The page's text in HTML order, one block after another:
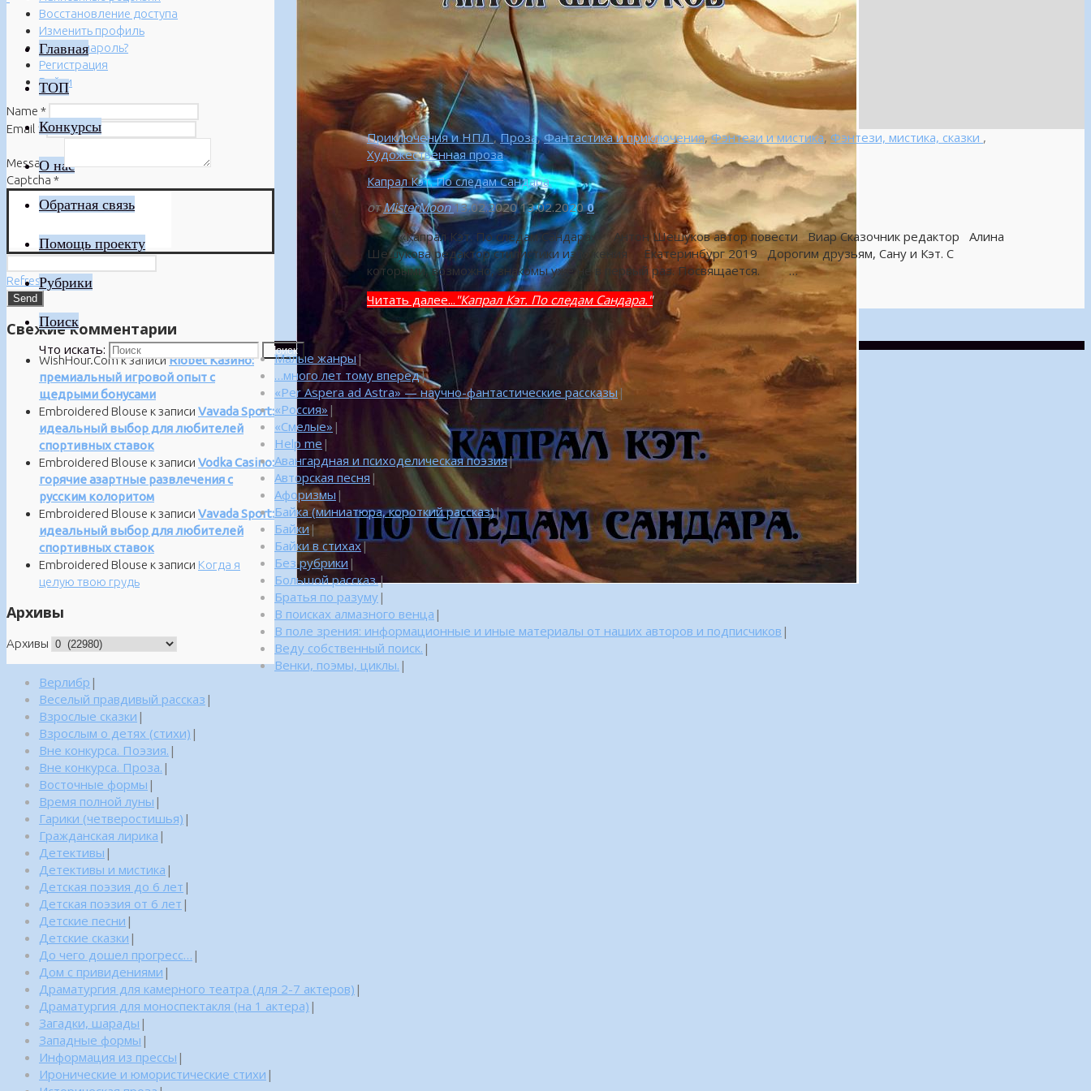
Главная
ТОП
Конкурсы
О нас
Обратная связь
Помощь проекту
Рубрики
Поиск
Что искать: Поиск
Приключения и НПЛ,Проза,Фантастика и приключения,Фэнтези и мистика,Фэнтези, мистика, сказки ,
Художественная проза
Капрал Кэт. По следам Сандара.
от MisterMoon 13.02.2020 13.02.2020 0
«Капрал Кэт. По следам Сандара» Антон Шешуков автор повести Виар Сказочник редактор Алина
Шешукова редактор стилистики изложения Екатеринбург 2019 Дорогим друзьям, Сану и Кэт. С
которыми, возможно, знакомы уже не в первый раз. Посвящается. …
Читать далее... "Капрал Кэт. По следам Сандара."
Восстановление доступа
Изменить профиль
Забыли пароль?
Регистрация
Войти
Name *
Email *
Message*
Captcha *
Refresh
Свежие комментарии
WishHour.Comк записиRiobet Казино:
премиальный игровой опыт с
щедрыми бонусами
Embroidered Blouse к записи Vavada Sport:
идеальный выбор для любителей
спортивных ставок
Embroidered Blouse к записи Vodka Casino:
горячие азартные развлечения с
русским колоритом
Embroidered Blouse к записи Vavada Sport:
идеальный выбор для любителей
спортивных ставок
Embroidered Blouse к записи Когда я
целую твою грудь
Архивы
Архивы
Малые жанры |
…много лет тому вперед|
«Per Aspera ad Astra» — научно-фантастические рассказы |
«Россия» |
«Смелые» |
Help me |
Авангардная и психоделическая поэзия|
Авторская песня |
Афоризмы |
Байка (миниатюра, короткий рассказ)|
Байки |
Байки в стихах|
Без рубрики |
Большой рассказ.|
Братья по разуму|
В поисках алмазного венца |
В поле зрения: информационные и иные материалы от наших авторов и подписчиков |
Веду собственный поиск. |
Венки, поэмы, циклы. |
Верлибр |
Веселый правдивый рассказ |
Взрослые сказки |
Взрослым о детях (стихи) |
Вне конкурса. Поэзия. |
Вне конкурса. Проза. |
Восточные формы |
Время полной луны |
Гарики (четверостишья) |
Гражданская лирика |
Детективы |
Детективы и мистика |
Детская поэзия до 6 лет |
Детская поэзия от 6 лет |
Детские песни |
Детские сказки |
До чего дошел прогресс… |
Дом с привидениями |
Драматургия для камерного театра (для 2-7 актеров) |
Драматургия для моноспектакля (на 1 актера) |
Загадки, шарады |
Западные формы |
Информация из прессы |
Иронические и юмористические стихи |